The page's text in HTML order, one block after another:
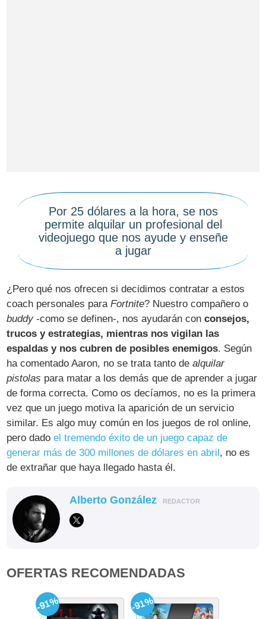
Por 25 dólares a la hora, se nos
permite alquilar un profesional del
videojuego que nos ayude y enseñe
a jugar
¿Pero qué nos ofrecen si decidimos contratar a estos
coach personales paraFortnite? Nuestro compañero o
buddy -como se definen-, nos ayudarán conconsejos,
trucos y estrategias, mientras nos vigilan las
espaldas y nos cubren de posibles enemigos. Según
ha comentado Aaron, no se trata tanto dealquilar
pistolas para matar a los demás que de aprender a jugar
de forma correcta. Como os decíamos, no es la primera
vez que un juego motiva la aparición de un servicio
similar. Es algo muy común en los juegos de rol online,
pero dadoel tremendo éxito de un juego capaz de
generar más de 300 millones de dólares en abril, no es
de extrañar que haya llegado hasta él.
Alberto González REDACTOR
OFERTAS RECOMENDADAS
-91% -91%